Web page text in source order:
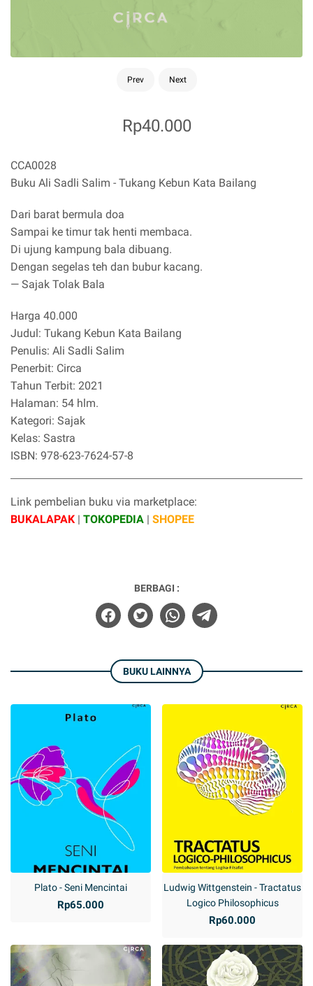
Prev Next
Rp40.000
CCA0028
Buku Ali Sadli Salim - Tukang Kebun Kata Bailang
Dari barat bermula doa
Sampai ke timur tak henti membaca.
Di ujung kampung bala dibuang.
Dengan segelas teh dan bubur kacang.
— Sajak Tolak Bala
Harga 40.000
Judul: Tukang Kebun Kata Bailang
Penulis: Ali Sadli Salim
Penerbit: Circa
Tahun Terbit: 2021
Halaman: 54 hlm.
Kategori: Sajak
Kelas: Sastra
ISBN: 978-623-7624-57-8
Link pembelian buku via marketplace:
BUKALAPAK | TOKOPEDIA | SHOPEE
BERBAGI :
BUKU LAINNYA
Plato - Seni Mencintai
Rp65.000
Ludwig Wittgenstein - Tractatus
Logico Philosophicus
Rp60.000